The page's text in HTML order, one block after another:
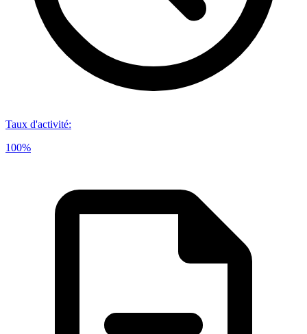
Taux d'activité:
100%